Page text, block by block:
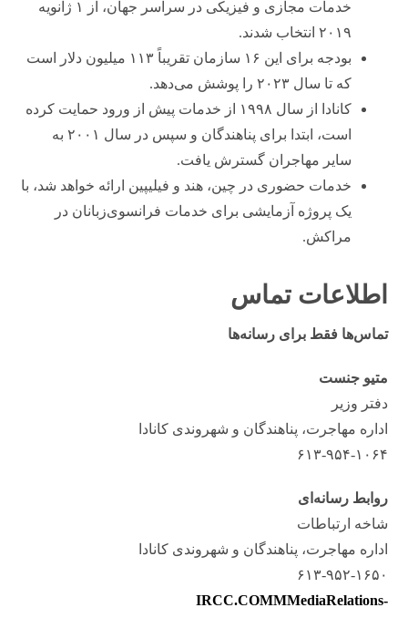
خدمات مجازی و فیزیکی در سراسر جهان، از ۱ ژانویه
۲۰۱۹ انتخاب شدند.
بودجه برای این ۱۶ سازمان تقریباً ۱۱۳ میلیون دلار است
که تا سال ۲۰۲۳ را پوشش می‌دهد.
کانادا از سال ۱۹۹۸ از خدمات پیش از ورود حمایت کرده
است، ابتدا برای پناهندگان و سپس در سال ۲۰۰۱ به
سایر مهاجران گسترش یافت.
خدمات حضوری در چین، هند و فیلیپین ارائه خواهد شد، با
یک پروژه آزمایشی برای خدمات فرانسوی‌زبانان در
مراکش.
اطلاعات تماس
تماس‌ها فقط برای رسانه‌ها
متیو جنست
دفتر وزیر
اداره مهاجرت، پناهندگان و شهروندی کانادا
۶۱۳-۹۵۴-۱۰۶۴
روابط رسانه‌ای
شاخه ارتباطات
اداره مهاجرت، پناهندگان و شهروندی کانادا
۶۱۳-۹۵۲-۱۶۵۰
IRCC.COMMMediaRelations-